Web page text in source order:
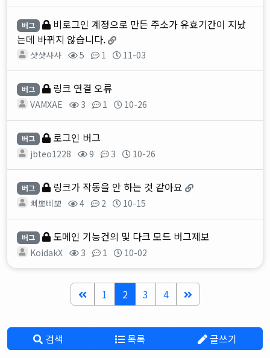
버그
비로그인 계정으로 만든 주소가 유효기간이 지났
는데 바뀌지 않습니다.
샷샷샤샤 5 1 11-03
버그 링크 연결 오류
VAMXAE 3 1 10-26
버그 로그인 버그
jbteo1228 9 3 10-26
버그 링크가 작동을 안 하는 것 같아요
삐뽀삐뽀 4 2 10-15
버그 도메인 기능건의 및 다크 모드 버그제보
KoidakX 3 1 10-02
1 2 3 4
검색 목록 글쓰기